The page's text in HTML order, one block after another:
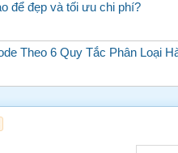
để đẹp và tối ưu chi phí?
Theo 6 Quy Tắc Phân Loại